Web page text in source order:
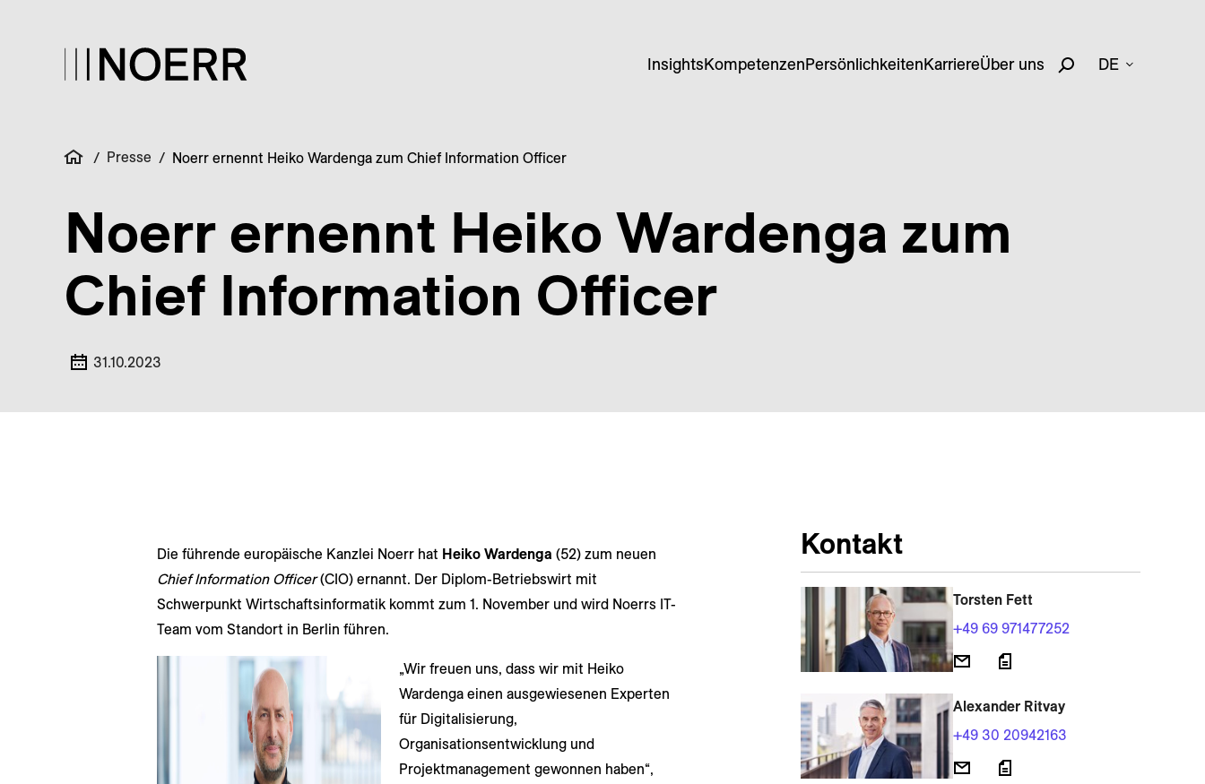
InsightsKompetenzenPersönlichkeitenKarriereÜber uns DE
/ Presse / Noerr ernennt Heiko Wardenga zum Chief Information Officer
Noerr ernennt Heiko Wardenga zum
Chief Information Officer
31.10.2023
Die führende europäische Kanzlei Noerr hat Heiko Wardenga (52) zum neuen
Chief Information Officer(CIO) ernannt. Der Diplom-Betriebswirt mit
Schwerpunkt Wirtschaftsinformatik kommt zum 1. November und wird Noerrs IT-
Team vom Standort in Berlin führen.
„Wir freuen uns, dass wir mit Heiko
Wardenga einen ausgewiesenen Experten
für Digitalisierung,
Organisationsentwicklung und
Projektmanagement gewonnen haben“,
Kontakt
Torsten Fett
+49 69 971477252
Alexander Ritvay
+49 30 20942163